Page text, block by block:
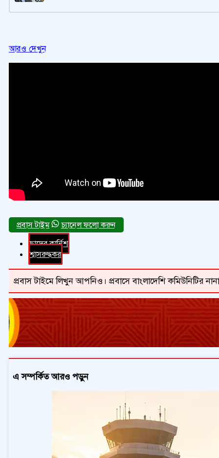
আরও দেখুন
চ্যানেল ফলো করুন
ছাদের কার্নিশ
শ্বাসরুদ্ধকর
প্রবাস টাইমে লিখুন আপনিও। প্রবাসে বাংলাদেশি কমিউনিটির
এ সম্পর্কিত আরও পড়ুন